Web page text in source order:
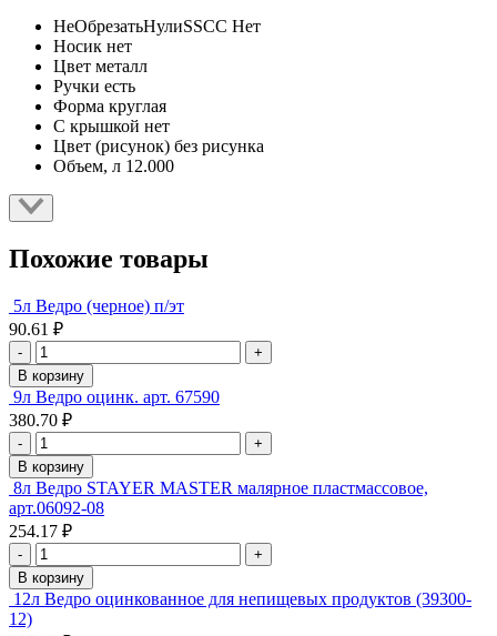
НеОбрезатьНулиSSCC Нет
Носик нет
Цвет металл
Ручки есть
Форма круглая
С крышкой нет
Цвет (рисунок) без рисунка
Объем, л 12.000
Похожие товары
5л Ведро (черное) п/эт
90.61 ₽
-
+
В корзину
9л Ведро оцинк. арт. 67590
380.70 ₽
-
+
В корзину
8л Ведро STAYER MASTER малярное пластмассовое,
арт.06092-08
254.17 ₽
-
+
В корзину
12л Ведро оцинкованное для непищевых продуктов (39300-
12)